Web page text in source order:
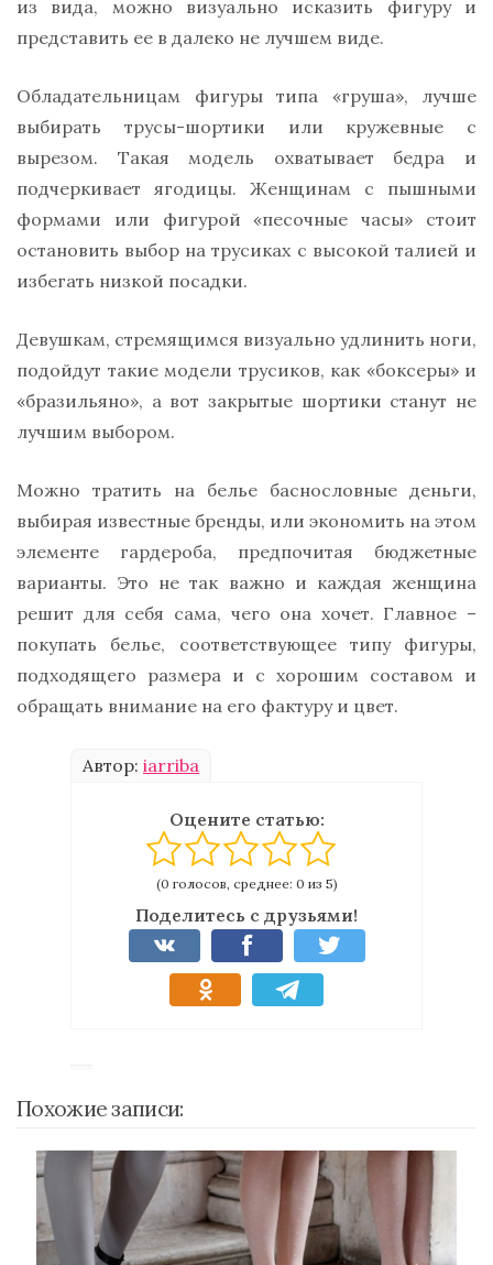
из вида, можно визуально исказить фигуру и
представить ее в далеко не лучшем виде.
Обладательницам фигуры типа «груша», лучше
выбирать трусы-шортики или кружевные с
вырезом. Такая модель охватывает бедра и
подчеркивает ягодицы. Женщинам с пышными
формами или фигурой «песочные часы» стоит
остановить выбор на трусиках с высокой талией и
избегать низкой посадки.
Девушкам, стремящимся визуально удлинить ноги,
подойдут такие модели трусиков, как «боксеры» и
«бразильяно», а вот закрытые шортики станут не
лучшим выбором.
Можно тратить на белье баснословные деньги,
выбирая известные бренды, или экономить на этом
элементе гардероба, предпочитая бюджетные
варианты. Это не так важно и каждая женщина
решит для себя сама, чего она хочет. Главное –
покупать белье, соответствующее типу фигуры,
подходящего размера и с хорошим составом и
обращать внимание на его фактуру и цвет.
Автор: iarriba
Оцените статью:
(0 голосов, среднее: 0 из 5)
Поделитесь с друзьями!
Похожие записи: